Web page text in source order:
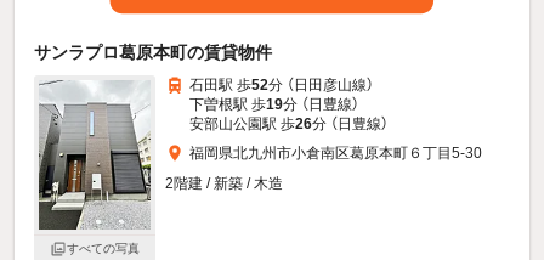
サンラプロ葛原本町の賃貸物件
すべての写真
石田駅 歩52分 （日田彦山線）
下曽根駅 歩19分 （日豊線）
安部山公園駅 歩26分 （日豊線）
福岡県北九州市小倉南区葛原本町６丁目5-30
2階建 / 新築 / 木造